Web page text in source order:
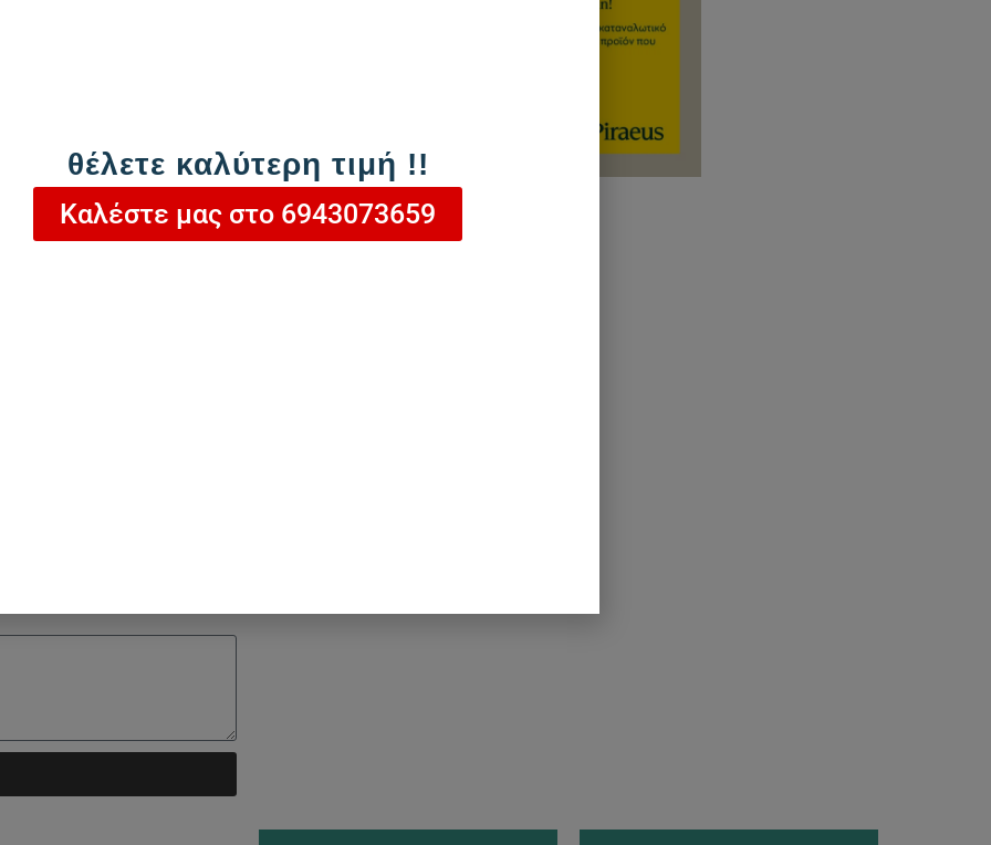
Προσθήκη στο καλάθι
θέλετε καλύτερη τιμή !!
Καλέστε μας στο 6943073659